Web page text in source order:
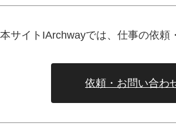
本サイトIArchwayでは、仕事の依頼
依頼・お問い合わ